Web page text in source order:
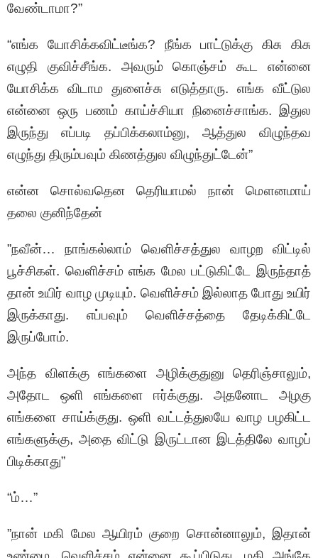
வேண்டாமா?”
“எங்க யோசிக்கவிட்டீங்க? நீங்க பாட்டுக்கு கிசு கிசு
எழுதி குவிச்சீங்க. அவரும் கொஞ்சம் கூட என்னை
யோசிக்க விடாம துளைச்சு எடுத்தாரு. எங்க வீட்டுல
என்னை ஒரு பணம் காய்ச்சியா நினைச்சாங்க. இதுல
இருந்து எப்படி தப்பிக்கலாம்னு, ஆத்துல விழுந்தவ
எழுந்து திரும்பவும் கிணத்துல விழுந்துட்டேன்”
என்ன சொல்வதென தெரியாமல் நான் மௌனமாய்
தலை குனிந்தேன்
”நவீன்… நாங்கல்லாம் வெளிச்சத்துல வாழற விட்டில்
பூச்சிகள். வெளிச்சம் எங்க மேல பட்டுகிட்டே இருந்தாத்
தான் உயிர் வாழ முடியும். வெளிச்சம் இல்லாத போது உயிர்
இருக்காது. எப்பவும் வெளிச்சத்தை தேடிக்கிட்டே
இருப்போம்.
அந்த விளக்கு எங்களை அழிக்குதுனு தெரிஞ்சாலும்,
அதோட ஒளி எங்களை ஈர்க்குது. அதனோட அழகு
எங்களை சாய்க்குது. ஒளி வட்டத்துலயே வாழ பழகிட்ட
எங்களுக்கு, அதை விட்டு இருட்டான இடத்திலே வாழப்
பிடிக்காது”
“ம்…”
”நான் மகி மேல ஆயிரம் குறை சொன்னாலும், இதான்